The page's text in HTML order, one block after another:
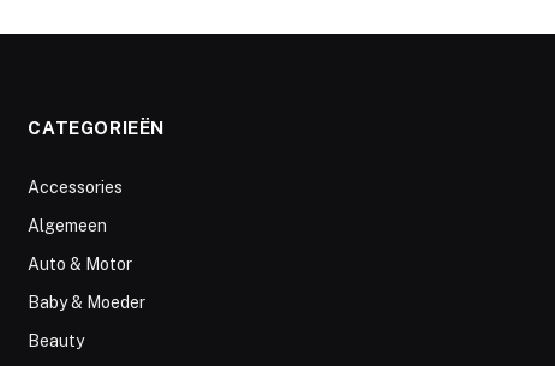
CATEGORIEËN
Accessories
Algemeen
Auto & Motor
Baby & Moeder
Beauty